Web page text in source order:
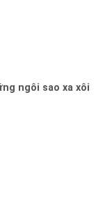
ngôi sao xa xôi